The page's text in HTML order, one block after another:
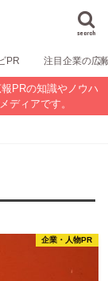
search
PR 注目企業の広
PRの知識やノウハ
ディアです。
企業・人物PR